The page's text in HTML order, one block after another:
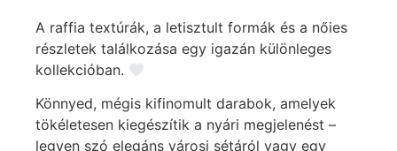
A raffia textúrák, a letisztult formák és a nőies
részletek találkozása egy igazán különleges
kollekcióban.
Könnyed, mégis kifinomult darabok, amelyek
tökéletesen kiegészítik a nyári megjelenést –
legyen szó elegáns városi sétáról vagy egy